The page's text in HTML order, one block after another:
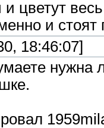
цветут
и
18:46:07]
нужна